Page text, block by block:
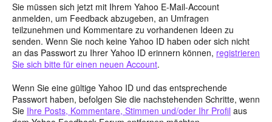
Sie müssen sich jetzt mit Ihrem Yahoo E-Mail-Account
anmelden, um Feedback abzugeben, an Umfragen
teilzunehmen und Kommentare zu vorhandenen Ideen zu
senden. Wenn Sie noch keine Yahoo ID haben oder sich nicht
an das Passwort zu Ihrer Yahoo ID erinnern können, registrieren
Sie sich bitte für einen neuen Account.
Wenn Sie eine gültige Yahoo ID und das entsprechende
Passwort haben, befolgen Sie die nachstehenden Schritte, wenn
Sie Ihre Posts, Kommentare, Stimmen und/oder Ihr Profil aus